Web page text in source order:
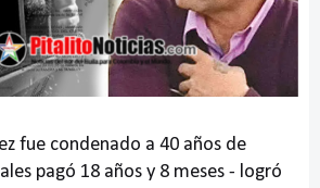
fue condenado a 40 años de
pagó 18 años y 8 meses - logró